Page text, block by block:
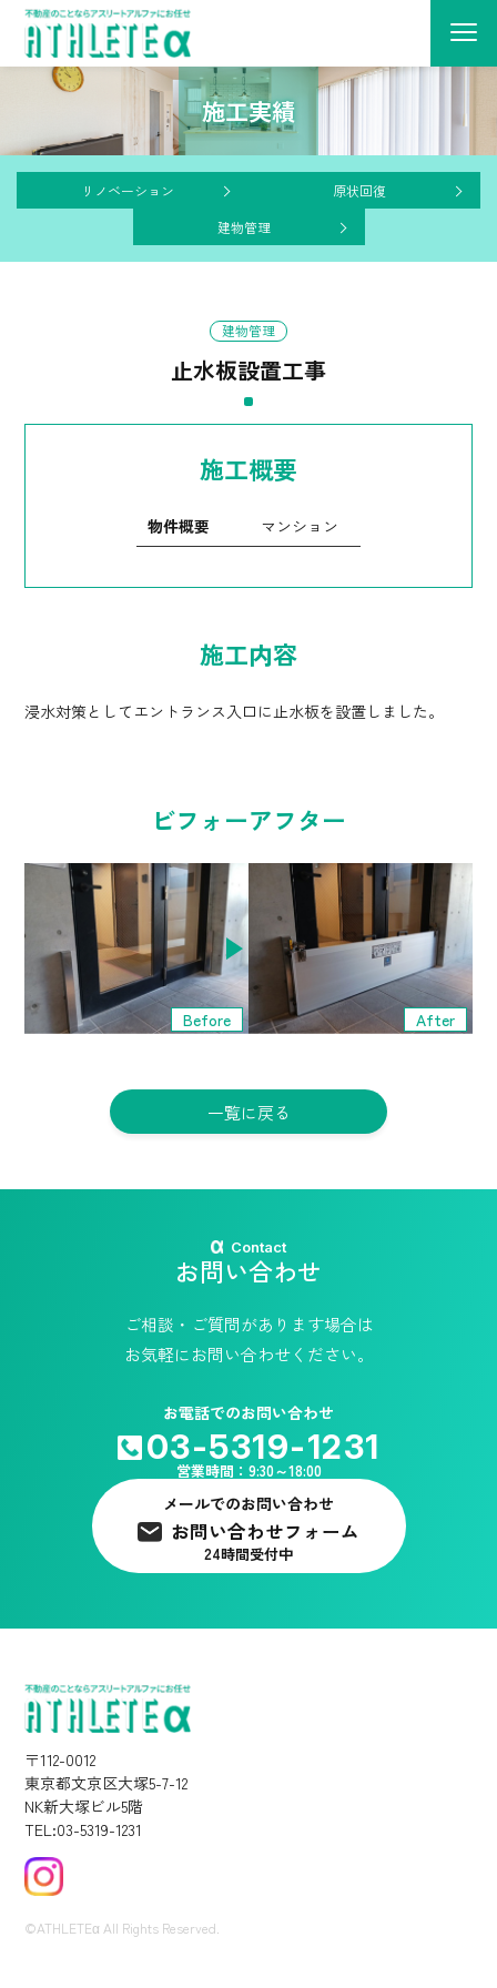
施工実績
リノベーション
原状回復
建物管理
建物管理
止水板設置工事
施工概要
物件概要 マンション
施工内容
浸水対策としてエントランス入口に止水板を設置しました。
ビフォーアフター
Before After
一覧に戻る
Contact
お問い合わせ
ご相談・ご質問があります場合は
お気軽にお問い合わせください。
お電話でのお問い合わせ
03-5319-1231
営業時間：9:30～18:00
メールでのお問い合わせ
お問い合わせフォーム
24時間受付中
〒112-0012
東京都文京区大塚5-7-12
NK新大塚ビル5階
TEL:03-5319-1231
©ATHLETEα All Rights Reserved.